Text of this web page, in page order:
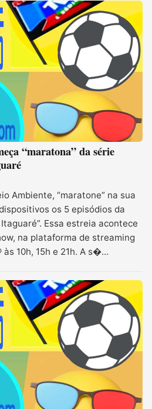
“maratona” da série
Ambiente, “maratone” na sua
os 5 episódios da
Essa estreia acontece
na plataforma de streaming
10h, 15h e 21h. A s�...